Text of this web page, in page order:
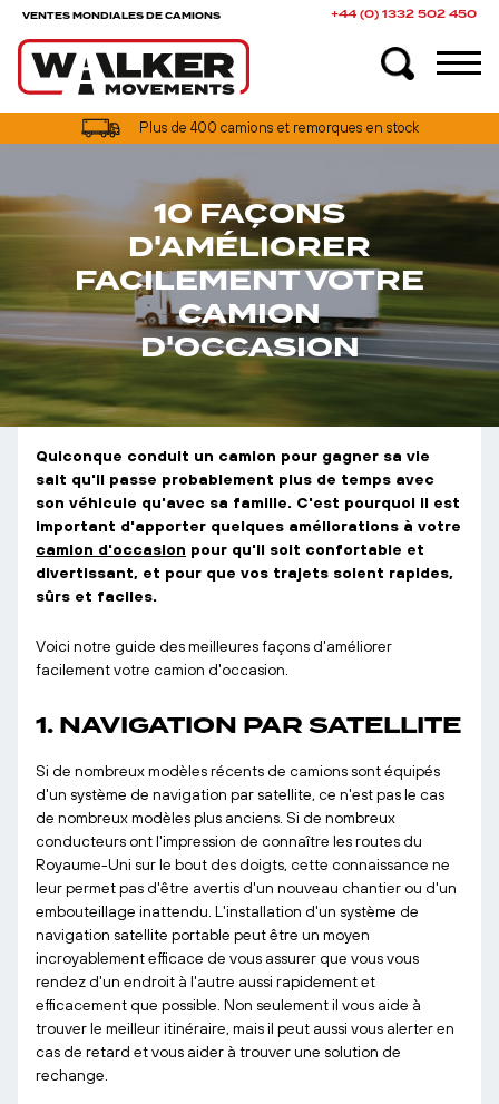
VENTES MONDIALES DE CAMIONS +44 (0) 1332 502 450
Plus de 400 camions et remorques en stock
Options de financement de camions disponibles au Royaume-Uni
10 FAÇONS
D'AMÉLIORER
FACILEMENT VOTRE
CAMION
D'OCCASION
Quiconque conduit un camion pour gagner sa vie
sait qu'il passe probablement plus de temps avec
son véhicule qu'avec sa famille. C'est pourquoi il est
important d'apporter quelques améliorations à votre
camion d'occasion pour qu'il soit confortable et
divertissant, et pour que vos trajets soient rapides,
sûrs et faciles.
Voici notre guide des meilleures façons d'améliorer
facilement votre camion d'occasion.
1. NAVIGATION PAR SATELLITE
Si de nombreux modèles récents de camions sont équipés
d'un système de navigation par satellite, ce n'est pas le cas
de nombreux modèles plus anciens. Si de nombreux
conducteurs ont l'impression de connaître les routes du
Royaume-Uni sur le bout des doigts, cette connaissance ne
leur permet pas d'être avertis d'un nouveau chantier ou d'un
embouteillage inattendu. L'installation d'un système de
navigation satellite portable peut être un moyen
incroyablement efficace de vous assurer que vous vous
rendez d'un endroit à l'autre aussi rapidement et
efficacement que possible. Non seulement il vous aide à
trouver le meilleur itinéraire, mais il peut aussi vous alerter en
cas de retard et vous aider à trouver une solution de
rechange.